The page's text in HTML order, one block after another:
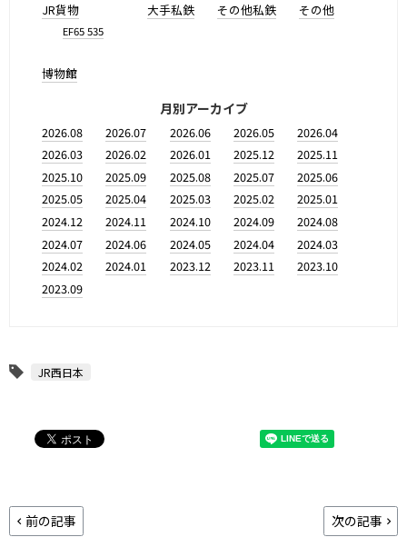
JR貨物
EF65 535
大手私鉄 その他私鉄 その他
博物館
月別アーカイブ
2026.08 2026.07 2026.06 2026.05
2026.04
2026.03
2026.02 2026.01 2025.12
2025.11
2025.10
2025.09 2025.08 2025.07
2025.06
2025.05
2025.04 2025.03 2025.02
2025.01
2024.12
2024.11 2024.10 2024.09
2024.08
2024.07
2024.06 2024.05 2024.04
2024.03
2024.02
2024.01 2023.12 2023.11
2023.10
2023.09
JR西日本
前の記事 次の記事